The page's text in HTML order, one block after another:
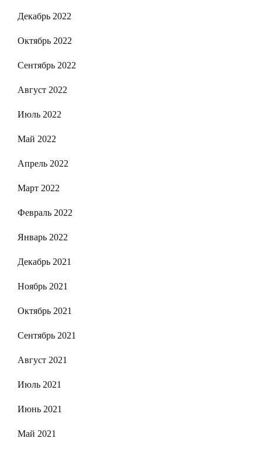
Декабрь 2022
Октябрь 2022
Сентябрь 2022
Август 2022
Июль 2022
Май 2022
Апрель 2022
Март 2022
Февраль 2022
Январь 2022
Декабрь 2021
Ноябрь 2021
Октябрь 2021
Сентябрь 2021
Август 2021
Июль 2021
Июнь 2021
Май 2021